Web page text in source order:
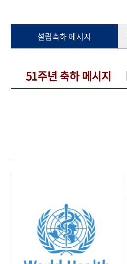
설립축하 메시지
51주년 축하 메시지